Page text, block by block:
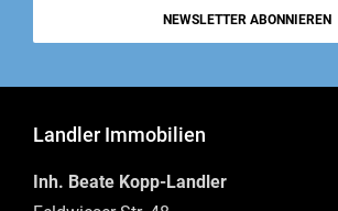
NEWSLETTER ABONNIEREN
Landler Immobilien
Inh. Beate Kopp-Landler